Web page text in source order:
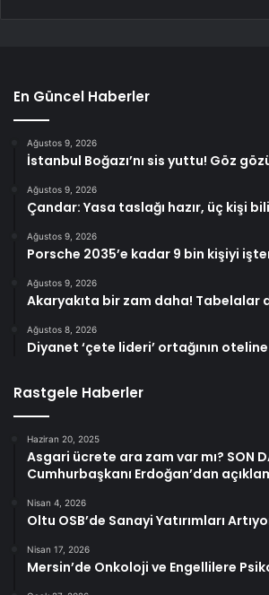
En Güncel Haberler
Ağustos 9, 2026
İstanbul Boğazı’nı sis yuttu! Göz
Ağustos 9, 2026
Çandar: Yasa taslağı hazır, üç kişi
Ağustos 9, 2026
Porsche 2035’e kadar 9 bin kişiyi
Ağustos 9, 2026
Akaryakıta bir zam daha! Tabelalar
Ağustos 8, 2026
Diyanet ‘çete lideri’ ortağının
Rastgele Haberler
Haziran 20, 2025
Asgari ücrete ara zam var mı? SON
Cumhurbaşkanı Erdoğan’dan
Nisan 4, 2026
Oltu OSB’de Sanayi Yatırımları
Nisan 17, 2026
Mersin’de Onkoloji ve Engellilere